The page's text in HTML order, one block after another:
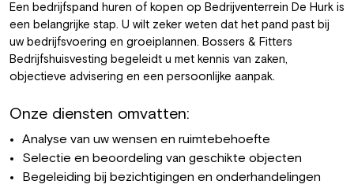
Een bedrijfspand huren of kopen op Bedrijventerrein De Hurk is
een belangrijke stap. U wilt zeker weten dat het pand past bij
uw bedrijfsvoering en groeiplannen. Bossers & Fitters
Bedrijfshuisvesting begeleidt u met kennis van zaken,
objectieve advisering en een persoonlijke aanpak.
Onze diensten omvatten:
Analyse van uw wensen en ruimtebehoefte
Selectie en beoordeling van geschikte objecten
Begeleiding bij bezichtigingen en onderhandelingen